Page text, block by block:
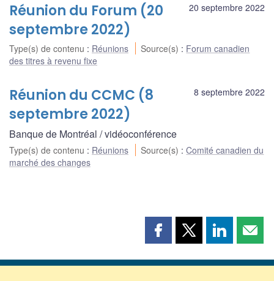
20 septembre 2022
Réunion du Forum (20
septembre 2022)
Type(s) de contenu : Réunions Source(s) : Forum canadien
des titres à revenu fixe
8 septembre 2022
Réunion du CCMC (8
septembre 2022)
Banque de Montréal / vidéoconférence
Type(s) de contenu : Réunions Source(s) :Comité canadien du
marché des changes
Partager
page
Partager
page
Partager
page page